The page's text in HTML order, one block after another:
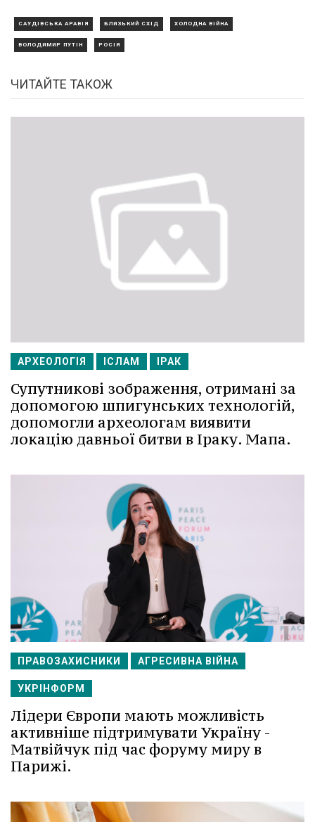
САУДІВСЬКА АРАВІЯ БЛИЗЬКИЙ СХІД ХОЛОДНА ВІЙНА
ВОЛОДИМИР ПУТІН РОСІЯ
ЧИТАЙТЕ ТАКОЖ
АРХЕОЛОГІЯ ІСЛАМ ІРАК
Супутникові зображення, отримані за
допомогою шпигунських технологій,
допомогли археологам виявити
локацію давньої битви в Іраку. Мапа.
ПРАВОЗАХИСНИКИ АГРЕСИВНА ВІЙНА
УКРІНФОРМ
Лідери Європи мають можливість
активніше підтримувати Україну -
Матвійчук під час форуму миру в
Парижі.